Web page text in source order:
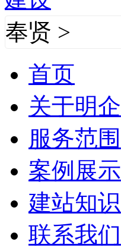
奉贤 >
首页
关于明企
服务范围
案例展示
建站知识
联系我们